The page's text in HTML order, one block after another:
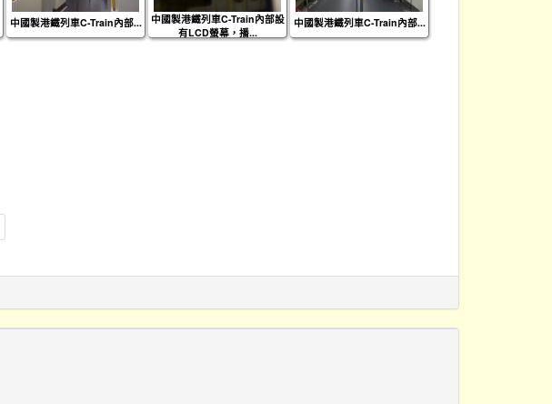
中國製港鐵列車C-Train內部...
中國製港鐵列車C-Train內部設
有LCD螢幕，播...
中國製港鐵列車C-Train內部...